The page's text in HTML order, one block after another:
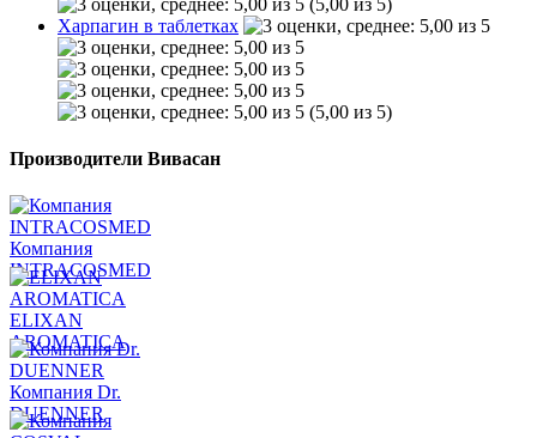
Харпагин в таблетках
(5,00 из 5)
Производители Вивасан
Компания
INTRACOSMED
ELIXAN
AROMATICA
Компания Dr.
DUENNER